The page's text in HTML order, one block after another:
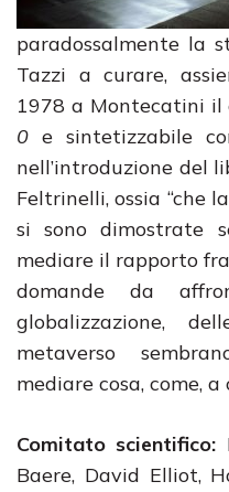
paradossalmente la
Tazzi a curare,
1978 a Montecatini
0 e sintetizzabile
nell’introduzione del
Feltrinelli, ossia “che
si sono dimostrate
mediare il rapporto fra
domande da
globalizzazione,
metaverso
mediare cosa, come, a
Comitato scientifico:
Baere, David Elliot,